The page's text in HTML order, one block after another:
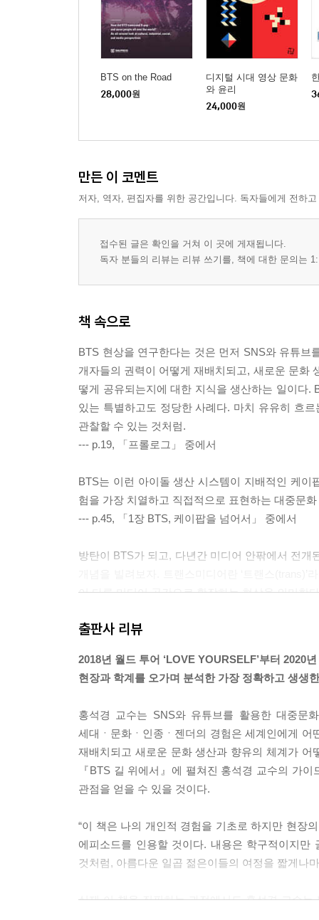
3장 세대론, 계급론으로 읽는 BTS 현상
: 왜 전 세계 청년들은 BTS에 열광하는가
너희들은 더 이상 부모들처럼 살지 못해, 뭐 하고
저항하라, 성공보다 성장 _142
: 모든 현상 뒤에 그들이 있다
현장의 아미를 만나다 _164
만남: BTS의 세계에 빠지다 _168
중장년 팬들의 이야기 _178
BTS의 언어, 한국어 배우기 _181
아미의 취향, 취향으로서의 아미 _187
매체, 취향, 가치의 공동체 _191
아미와 팬 액티비즘 _199
5장 BTS와 새로운 인종적 상상력
로컬에서 세계로, BTS가 이끄는 케이팝 _209
한국어로 부르는 글로벌 대중음악 _213
백인 중심 인종적 상상력의 변화 _222
6장 BTS와 대안적 남성성
시각적 즐거움을 주는 남성의 이미지 _240
해롭지 않은 남성성 _250
대안적 남성성을 넘어 젠더 문제로 _256
BTS의 몸 _262
에필로그
BTS on the Road
28,000원
디지털 시대 영상 문화
와 윤리
24,000원
만든 이 코멘트
저자, 역자, 편집자를 위한 공간입니다. 독자들에게 전하
접수된 글은 확인을 거쳐 이 곳에 게재됩니다.
독자 분들의 리뷰는 리뷰 쓰기를, 책에 대한 문의는
책 속으로
BTS 현상을 연구한다는 것은 먼저 SNS와 유튜
개자들의 권력이 어떻게 재배치되고, 새로운 문화
떻게 공유되는지에 대한 지식을 생산하는 일이다
있는 특별하고도 정당한 사례다. 마치 유유히 흐
관찰할 수 있는 것처럼.
--- p.19, 「프롤로그」 중에서
BTS는 이런 아이돌 생산 시스템이 지배적인 케
험을 가장 치열하고 직접적으로 표현하는 대중문
--- p.45, 「1장 BTS, 케이팝을 넘어서」 중에서
방탄이 BTS가 되고, 다년간 미디어 안팎에서 전
어 다른 미디어 공간으로 확장하는 현상을 의미한
기도 한다. 경쟁에 기초한 인생, 인생의 매 순간에
--- p.143, 「3장 세대론, 계급론으로 읽는 BTS 현
팬들은, 아미가 된다는 것은 단순히 BTS를 좋아
--- p.168, 「4장 아미가 된다는 것, 아미로 산다는
전 세계의 음악적 레퍼런스를 빌려왔다고 해서
수와 음악이 폄하될 이유도 없다. 말하자면 새로운
BTS를 구성하는 일곱 남자는 이런 서구의 지배적
성을 뒤흔드는 동시에, 변화하는 성, 인종 정체성
--- p.251, 「6장 BTS와 대안적 남성성」 중에서
출판사 리뷰
2018년 월드 투어 ‘LOVE YOURSELF’부터 2020
현장과 학계를 오가며 분석한 가장 정확하고 생생
홍석경 교수는 SNS와 유튜브를 활용한 대중문
세대ㆍ문화ㆍ인종ㆍ젠더의 경험은 세계인에게
재배치되고 새로운 문화 생산과 향유의 체계가
『BTS 길 위에서』에 펼쳐진 홍석경 교수의 가
관점을 얻을 수 있을 것이다.
“이 책은 나의 개인적 경험을 기초로 하지만 현장
에피소드를 인용할 것이다. 내용은 학구적이지
것처럼, 아름다운 일곱 젊은이들의 여정을 짧게나
실제 이 책을 집필하는 과정에서도 홍석경 교수는